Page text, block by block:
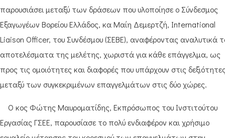
παρουσιάσει μεταξύ των δράσεων που υλοποίησε ο Σύνδεσμος
Εξαγωγέων Βορείου Ελλάδος, κα Μαίη Δεμερτζή, International
Liaison Officer, του Συνδέσμου (ΣΕΒΕ), αναφέροντας αναλυτικά
αποτελέσματα της μελέτης, χωριστά για κάθε επάγγελμα, ως
προς τις ομοιότητες και διαφορές που υπάρχουν στις
μεταξύ των συγκεκριμένων επαγγελμάτων στις δύο χώρες.
Ο κος Φώτης Μαυροματίδης, Εκπρόσωπος του Ινστιτούτου
Εργασίας ΓΣΕΕ, παρουσίασε το πολύ ενδιαφέρον και χρήσιμο